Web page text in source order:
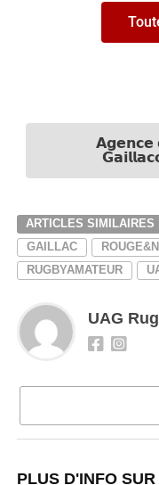
𝗔𝗴𝗲𝗻𝗰𝗲
ARTICLES SIMILAIRES
GAILLAC
RUGBYAMATEUR
UAG
PLUS D'INFO